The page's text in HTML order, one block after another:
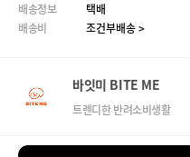
배송정보
택배
배송비
조건부배송 >
바잇미 BITE ME
트렌디한 반려소비생활